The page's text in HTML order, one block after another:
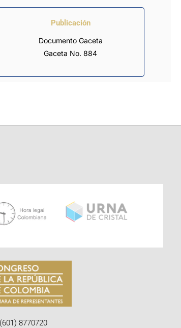
Publicación
Documento Gaceta
Gaceta No. 884
8770720